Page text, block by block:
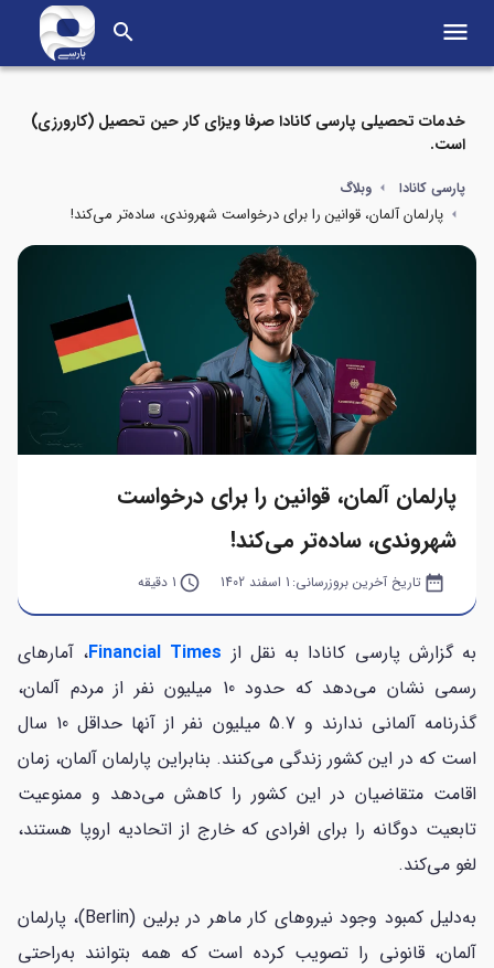
search menu
خدمات تحصیلی پارسی کانادا صرفا ویزای کار حین تحصیل (کارورزی)
است.
پارسی کانادا وبلاگ
پارلمان آلمان، قوانین را برای درخواست شهروندی، ساده‌تر می‌کند!
پارلمان آلمان، قوانین را برای درخواست
شهروندی، ساده‌تر می‌کند!
date_range تاریخ آخرین بروزرسانی: 1 اسفند 1402 query_builder 1 دقیقه
به گزارش پارسی کانادا به نقل از Financial Times، آمارهای
رسمی نشان می‌دهد که حدود 10 میلیون نفر از مردم آلمان،
گذرنامه آلمانی ندارند و 5.7 میلیون نفر از آنها حداقل 10 سال
است که در این کشور زندگی می‌کنند. بنابراین پارلمان آلمان، زمان
اقامت متقاضیان در این کشور را کاهش می‌دهد و ممنوعیت
تابعیت دوگانه را برای افرادی که خارج از اتحادیه اروپا هستند،
لغو می‌کند.
به‌دلیل کمبود وجود نیروهای کار ماهر در برلین (Berlin)، پارلمان
آلمان، قانونی را تصویب کرده است که همه بتوانند به‌راحتی